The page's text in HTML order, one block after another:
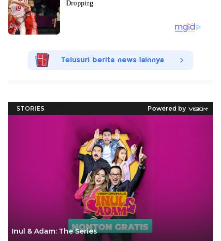
Telusuri berita news lainnya